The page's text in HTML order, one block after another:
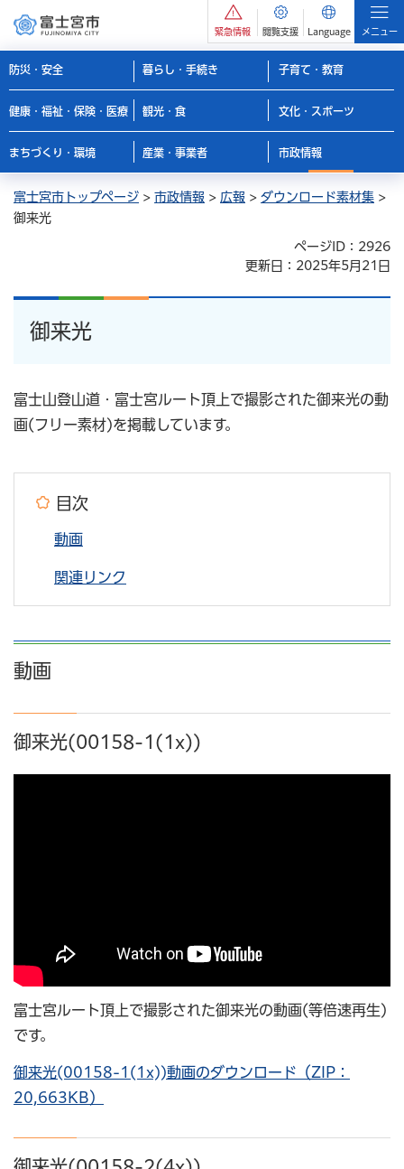
緊急情報 閲覧支援 Language メニュー
防災・安全 暮らし・手続き 子育て・教育
健康・福祉・保険・医療 観光・食 文化・スポーツ
まちづくり・環境 産業・事業者 市政情報
富士宮市トップページ > 市政情報 > 広報 > ダウンロード素材集 >
御来光
ページID：2926
更新日：2025年5月21日
御来光
富士山登山道・富士宮ルート頂上で撮影された御来光の動
画(フリー素材)を掲載しています。
目次
動画
関連リンク
動画
御来光(00158-1(1x))
富士宮ルート頂上で撮影された御来光の動画(等倍速再生)
です。
御来光(00158-1(1x))動画のダウンロード（ZIP：
20,663KB）